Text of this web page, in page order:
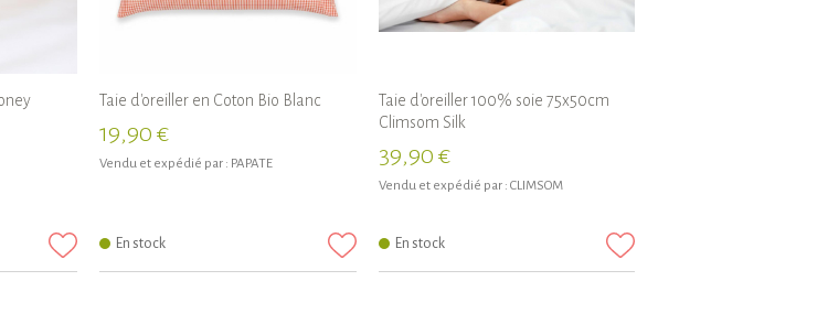
Taie d'oreiller en Coton Bio Blanc
19,90 €
Vendu et expédié par : PAPATE
En stock
Taie d'oreiller 100% soie 75x50cm
Climsom Silk
39,90 €
Vendu et expédié par : CLIMSOM
En stock